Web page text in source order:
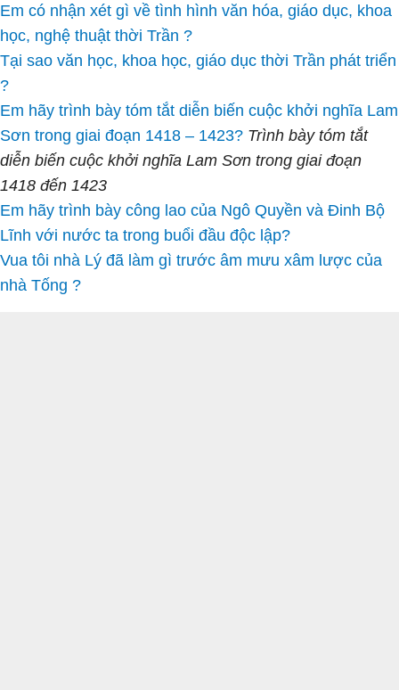
Em có nhận xét gì về tình hình văn hóa, giáo dục, khoa
học, nghệ thuật thời Trần ?
Tại sao văn học, khoa học, giáo dục thời Trần phát triển
?
Em hãy trình bày tóm tắt diễn biến cuộc khởi nghĩa Lam
Sơn trong giai đoạn 1418 – 1423? Trình bày tóm tắt
diễn biến cuộc khởi nghĩa Lam Sơn trong giai đoạn
1418 đến 1423
Em hãy trình bày công lao của Ngô Quyền và Đinh Bộ
Lĩnh với nước ta trong buổi đầu độc lập?
Vua tôi nhà Lý đã làm gì trước âm mưu xâm lược của
nhà Tống ?